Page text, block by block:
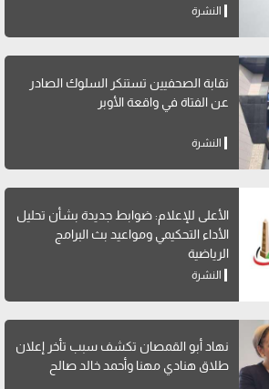
النشرة
نقابة الصحفيين تستنكر السلوك الصادر
عن الفتاة في واقعة الأوبر
النشرة
الأعلى للإعلام: ضوابط جديدة بشأن تحليل
الأداء التحكيمي ومواعيد بث البرامج
الرياضية
النشرة
نهاد أبو القمصان تكشف سبب تأخر إعلان
طلاق هنادي مهنا وأحمد خالد صالح